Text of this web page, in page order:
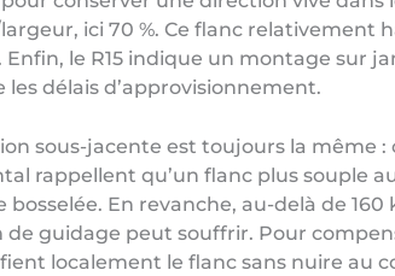
ici 70 %. Ce flanc relativement
le R15 indique un montage sur
les délais d’approvisionnement.
sous-jacente est toujours la même
rappellent qu’un flanc plus souple
bosselée. En revanche, au-delà de
de guidage peut souffrir. Pour
localement le flanc sans nuire au